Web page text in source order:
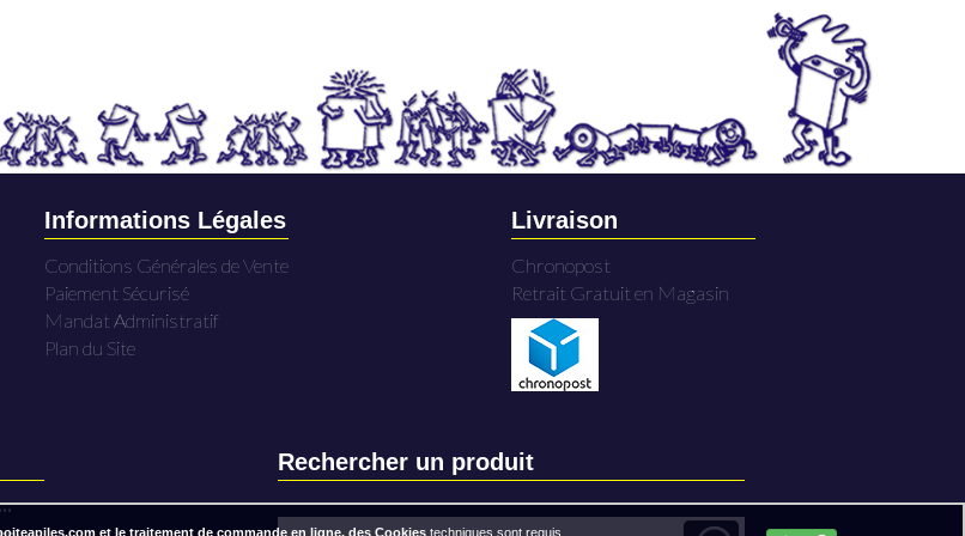
Informations Légales
Conditions Générales de Vente
Paiement Sécurisé
Mandat Administratif
Plan du Site
Livraison
Chronopost
Retrait Gratuit en Magasin
Rechercher un produit
et le traitement de commande en ligne, des Cookiestechniques sont requis.